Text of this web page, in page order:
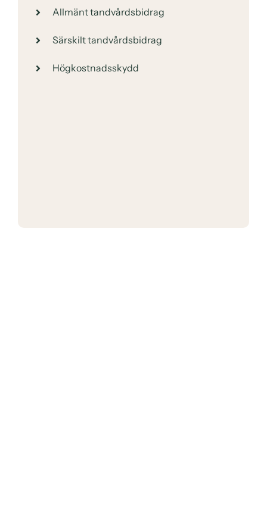
Allmänt tandvårdsbidrag
Särskilt tandvårdsbidrag
Högkostnadsskydd